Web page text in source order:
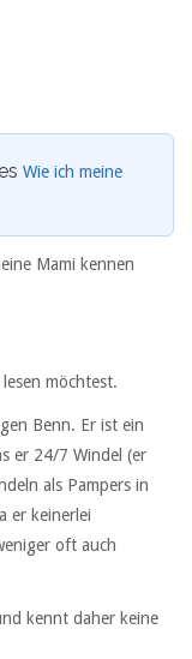
Wie ich meine
Mami kennen
möchtest.
Benn. Er ist ein
er 24/7 Windel (er
als Pampers in
er keinerlei
oft auch
kennt daher keine